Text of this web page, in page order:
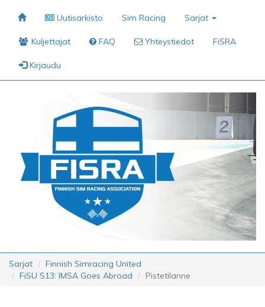
Uutisarkisto Sim Racing Sarjat
Kuljettajat FAQ Yhteystiedot FiSRA
Kirjaudu
Sarjat
Finnish Simracing United
FiSU S13: IMSA Goes Abroad
Pistetilanne